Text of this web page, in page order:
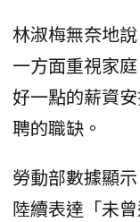
林淑梅無奈地
一方面重視家
好一點的薪資
聘的職缺。
勞動部數據顯
陸續表達「未